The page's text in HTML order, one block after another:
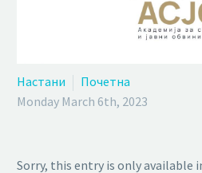
Настани
Почетна
Monday March 6th, 2023
Sorry, this entry is only available